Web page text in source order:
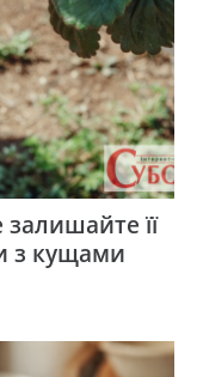
її
з кущами